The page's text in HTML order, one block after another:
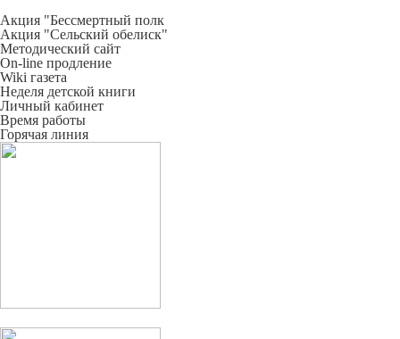
Акция "Бессмертный полк
Акция "Сельский обелиск"
Методический сайт
On-line продление
Wiki газета
Неделя детской книги
Личный кабинет
Время работы
Горячая линия